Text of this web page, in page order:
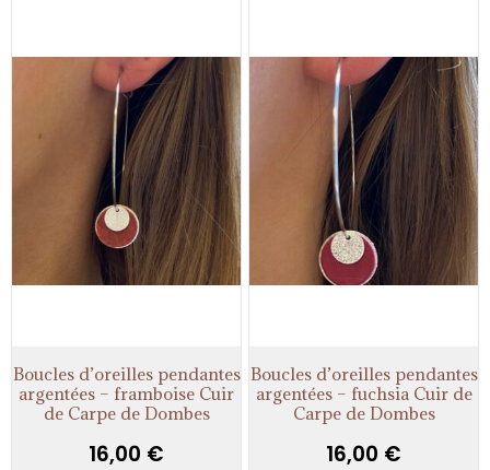
Boucles d’oreilles pendantes
argentées – framboise Cuir
de Carpe de Dombes
16,00 €
Boucles d’oreilles pendantes
argentées – fuchsia Cuir de
Carpe de Dombes
16,00 €